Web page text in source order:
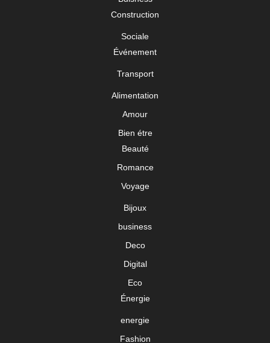
Construction
Sociale
Événement
Transport
Alimentation
Amour
Bien étre
Beauté
Romance
Voyage
Bijoux
business
Deco
Digital
Eco
Énergie
energie
Fashion